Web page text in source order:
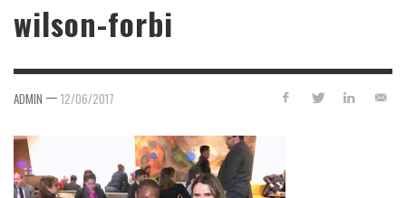
wilson-forbi
ADMIN — 12/06/2017